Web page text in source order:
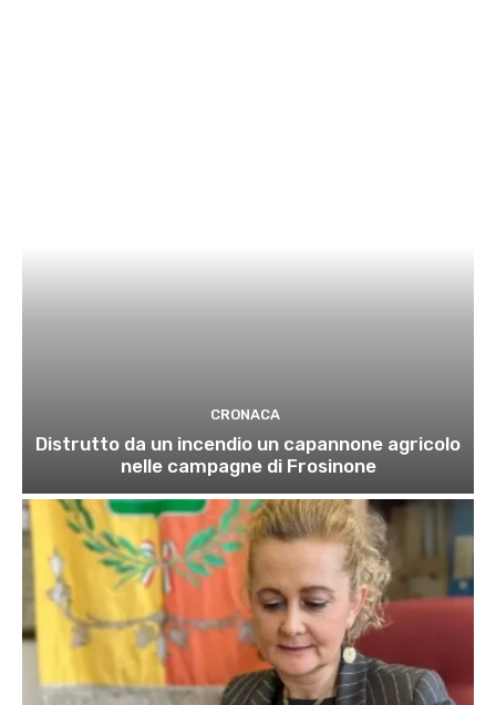
CRONACA
Distrutto da un incendio un capannone agricolo
nelle campagne di Frosinone